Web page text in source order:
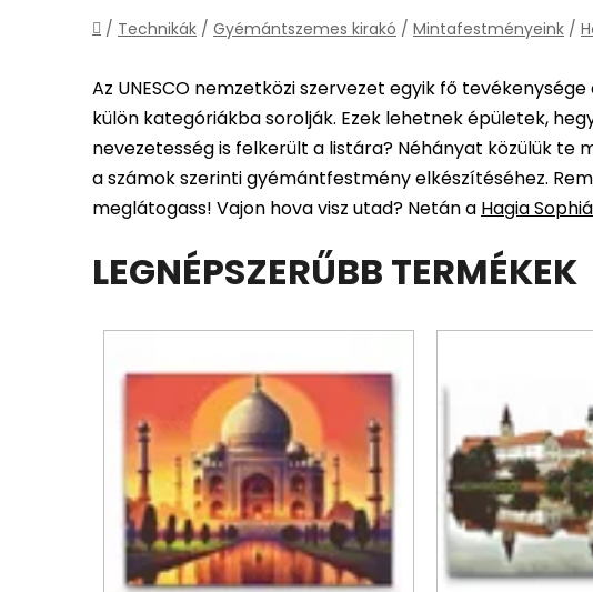
Kezdőlap
/ Technikák / Gyémántszemes kirakó / Mintafestményeink /
Az UNESCO nemzetközi szervezet egyik fő
külön kategóriákba sorolják. Ezek lehetnek épületek,
nevezetesség is felkerült a listára? Néhányat közülük
a számok szerinti gyémántfestmény elkészítéséhez.
meglátogass! Vajon hova visz utad? Netán a Hagia
LEGNÉPSZERŰBB TERMÉKEK